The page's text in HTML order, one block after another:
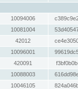
10094006
10081004
42012
10096001
420091
10088003
10046105